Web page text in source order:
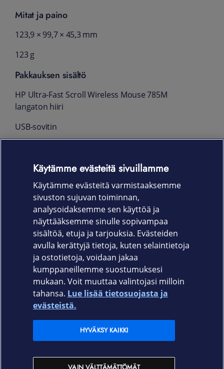
Mitat ja paino
123,9 × 99,7 × 45,3 mm
123 g
Pakkauksen sisältö
HP Ultra-Fast Scroll Wireless Mouse 785M
langaton hiiri
USB-sovitin
Pikaopas
Takuukortti
Takuu
12 kk
Elisa.fi
Elisan myymälät
Käytämme evästeitä sivuillamme
Käytämme evästeitä varmistaaksemme
sivuston sujuvan toiminnan,
analysoidaksemme sen käyttöä ja
näyttääksemme sinulle sopivampaa
sisältöä, etuja ja tarjouksia. Evästeiden
avulla kerättyjä tietoja, kuten selaintietoja
ja ostotietoja, voidaan jakaa
kumppaneillemme suostumuksesi
mukaan. Voit muuttaa valintojasi milloin
tahansa. Lue lisää tietosuojasta ja
evästeistä.
HYVÄKSY KAIKKI